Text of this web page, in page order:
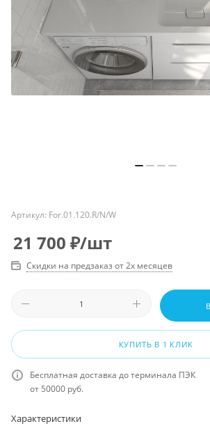
Артикул: For.01.120.R/N/W
21 700 ₽/шт
Скидки на предзаказ от 2х месяцев
КУПИТЬ В 1 КЛИК
Бесплатная доставка до терминала ПЭК
от 50000 руб.
Характеристики